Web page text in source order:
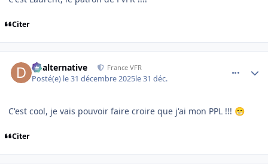
Citer
dbalternative France VFR
Posté(e) le 31 décembre 2025le 31 déc.
C'est cool, je vais pouvoir faire croire que j'ai mon PPL !!! 😁
Citer